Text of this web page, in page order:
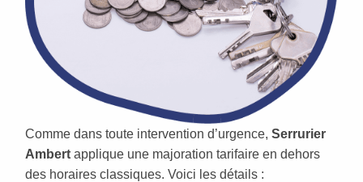
Comme dans toute intervention d’urgence, Serrurier
Ambert applique une majoration tarifaire en dehors
des horaires classiques. Voici les détails :